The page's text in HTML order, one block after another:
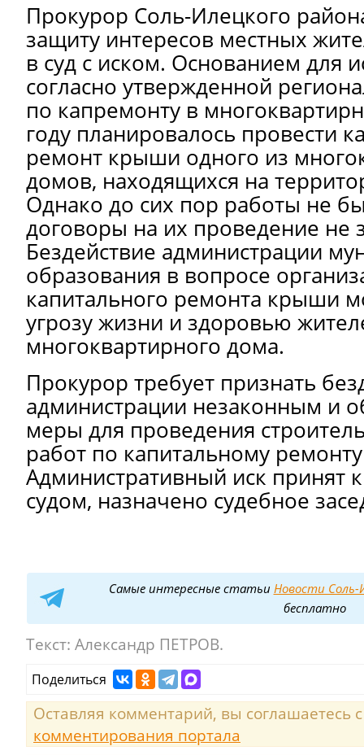
Прокурор Соль-Илецкого
защиту интересов местных
в суд с иском. Основанием для
согласно утвержденной
по капремонту в
году планировалось провести
ремонт крыши одного из
домов, находящихся на
Однако до сих пор работы не
договоры на их проведение не
Бездействие администрации
образования в вопросе
капитального ремонта крыши
угрозу жизни и здоровью
многоквартирного дома.
Прокурор требует признать
администрации незаконным и
меры для проведения
работ по капитальному
Административный иск принят
судом, назначено судебное
Самые интересные статьи Новости Соль-
бесплатно
Текст: Александр ПЕТРОВ.
Поделиться
Оставляя комментарий, вы соглашаетесь
комментирования портала